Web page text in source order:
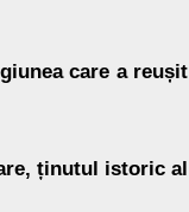
care a reușit
ținutul istoric al